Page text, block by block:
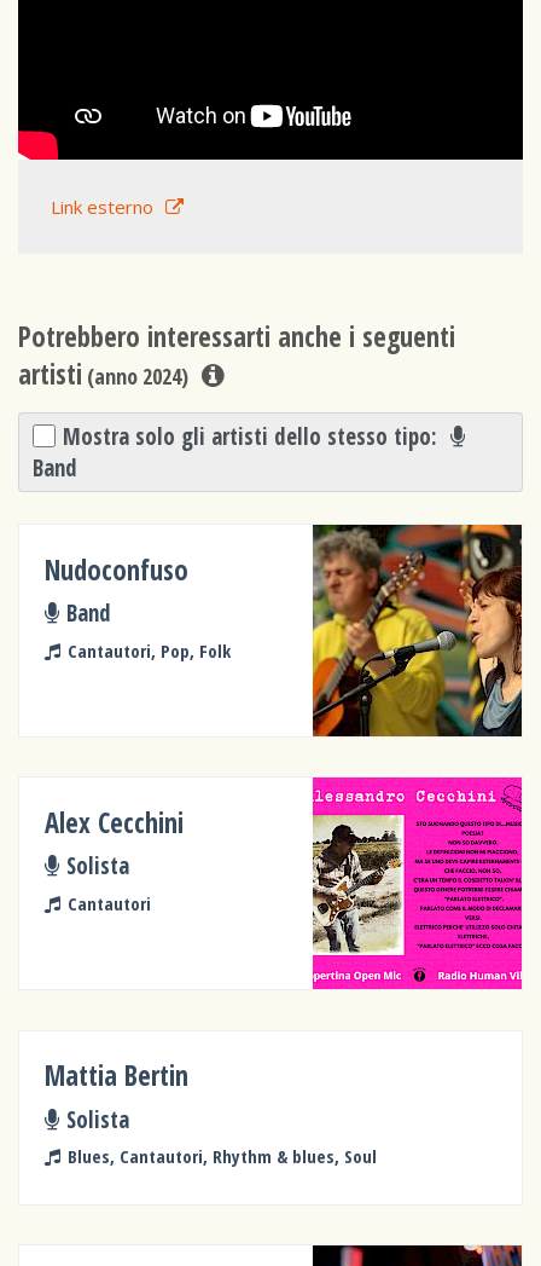
Link esterno
Potrebbero interessarti anche i seguenti
artisti (anno 2024)
Mostra solo gli artisti dello stesso tipo:
Band
Nudoconfuso
Band
Cantautori, Pop, Folk
Alex Cecchini
Solista
Cantautori
Mattia Bertin
Solista
Blues, Cantautori, Rhythm & blues, Soul